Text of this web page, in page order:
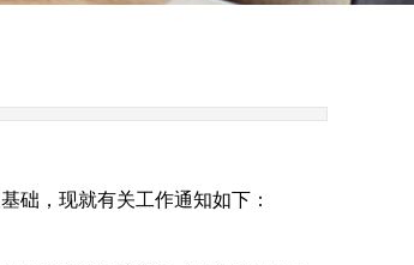
础，现就有关工作通知如下：